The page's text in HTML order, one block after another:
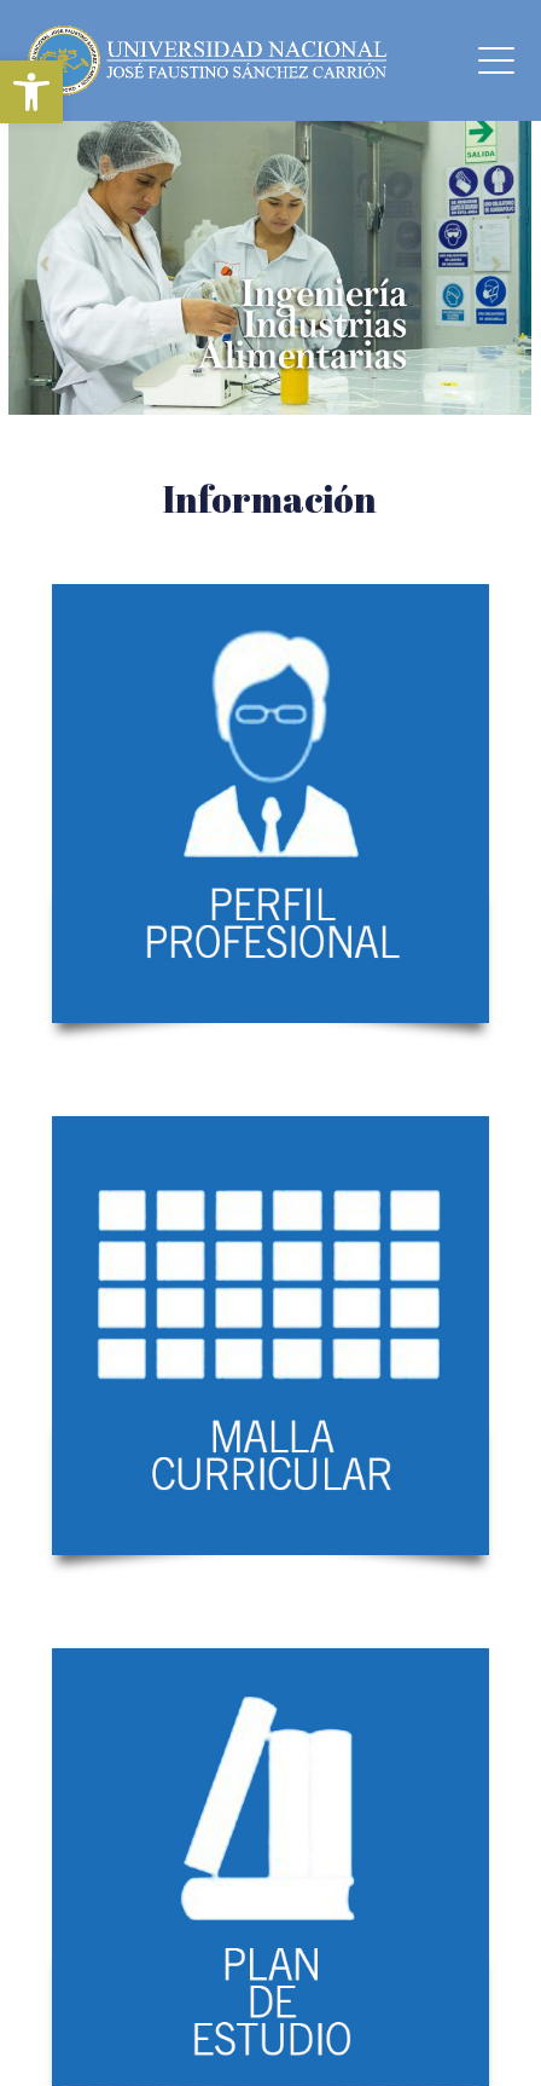
Información
Abrir barra de herramientas